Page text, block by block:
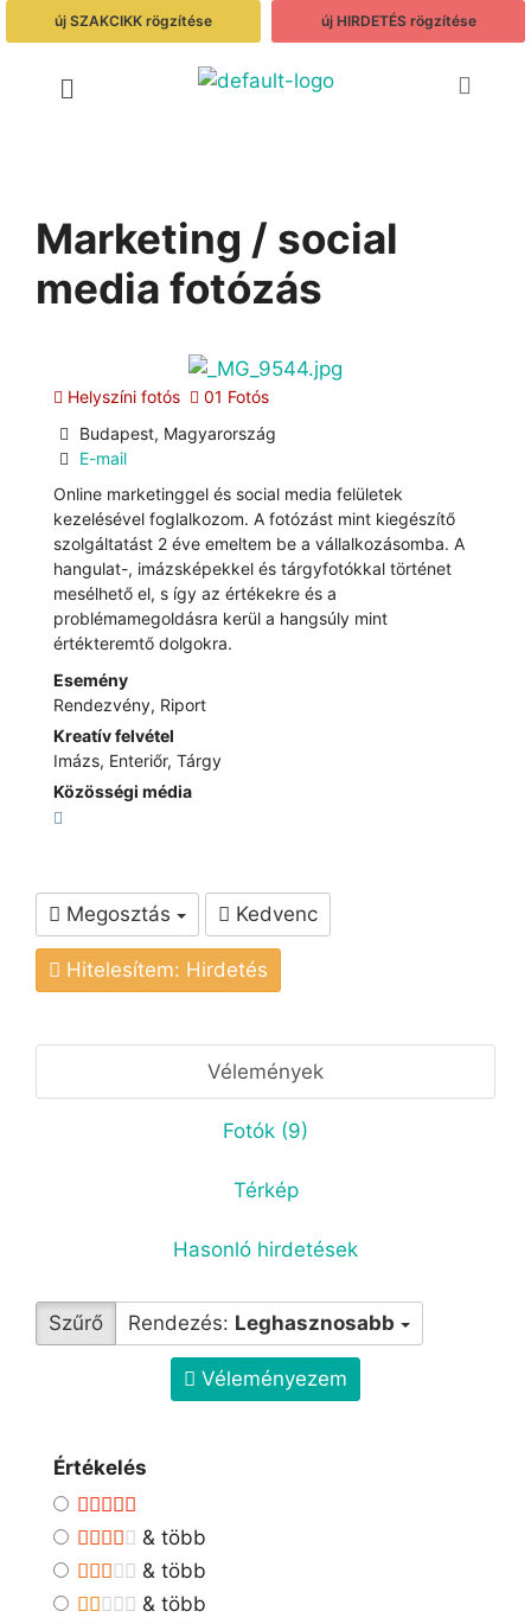
új SZAKCIKK rögzítése új HIRDETÉS rögzítése
Marketing / social
media fotózás
Helyszíni fotós
01 Fotós
Budapest, Magyarország
E-mail
Online marketinggel és social media felületek
kezelésével foglalkozom. A fotózást mint kiegészítő
szolgáltatást 2 éve emeltem be a vállalkozásomba. A
hangulat-, imázsképekkel és tárgyfotókkal történet
mesélhető el, s így az értékekre és a
problémamegoldásra kerül a hangsúly mint
értékteremtő dolgokra.
Esemény
Rendezvény, Riport
Kreatív felvétel
Imázs, Enteriőr, Tárgy
Közösségi média
Megosztás Kedvenc
Hitelesítem: Hirdetés
Vélemények
Fotók (9)
Térkép
Hasonló hirdetések
Szűrő Rendezés: Leghasznosabb
Véleményezem
Értékelés
& több
& több
& több